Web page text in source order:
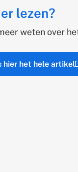
lezen?
weten over
hier het hele artikel